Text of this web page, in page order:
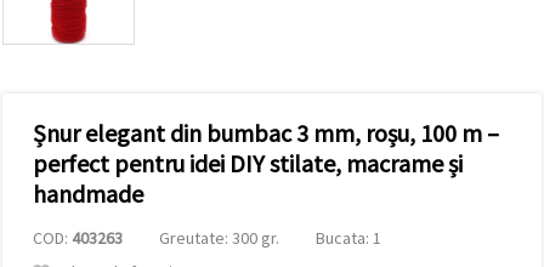
relevante,
inclusiv cu
ajutorul
marketing.
Puteți fi de
acord să
utilizați
cookie -
Șnur elegant din bumbac 3 mm, roșu, 100 m –
perfect pentru idei DIY stilate, macrame și
handmade
COD: 403263 Greutate: 300 gr.
Bucata: 1